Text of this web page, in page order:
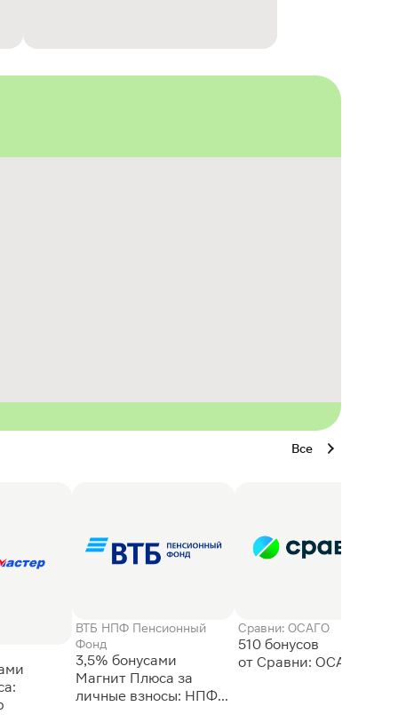
Все
ВТБ НПФ Пенсионный
Фонд
3,5% бонусами
Магнит Плюса за
личные взносы: НПФ
Сравни: ОСАГО
510 бонусов